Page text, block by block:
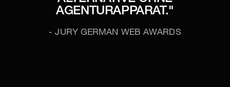
AGENTURAPPARAT."
- JURY GERMAN WEB AWARDS